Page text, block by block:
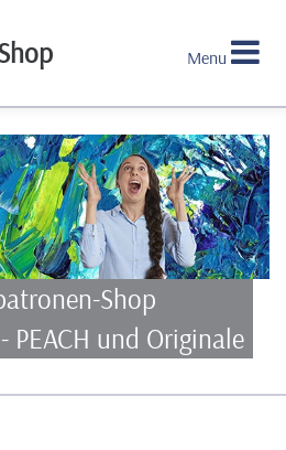
Menu
Shop
PEACH und Originale